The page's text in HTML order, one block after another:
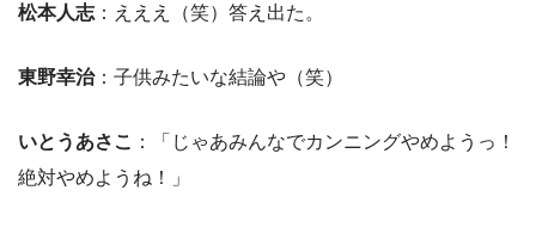
松本人志 ：えええ（笑）答え出た。
東野幸治：子供みたいな結論や（笑）
いとうあさこ
：「じゃあみんなでカンニングやめようっ！
絶対やめようね！」